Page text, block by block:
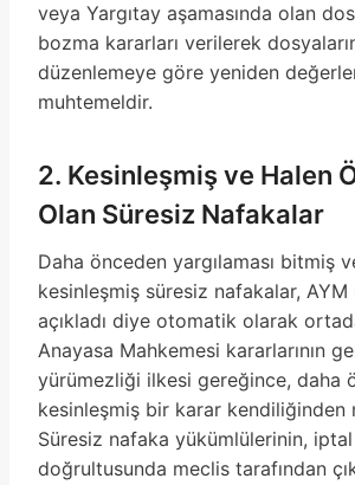
veya Yargıtay aşamasında olan
bozma kararları verilerek
düzenlemeye göre yeniden
muhtemeldir.
2. Kesinleşmiş ve Halen
Olan Süresiz Nafakalar
Daha önceden yargılaması bitmiş
kesinleşmiş süresiz nafakalar, AYM
açıkladı diye otomatik olarak
Anayasa Mahkemesi kararlarının
yürümezliği ilkesi gereğince, daha
kesinleşmiş bir karar kendiliğinden
Süresiz nafaka yükümlülerinin, iptal
doğrultusunda meclis tarafından